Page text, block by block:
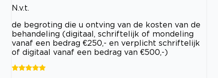
N.v.t.
de begroting die u ontving van de kosten van de
behandeling (digitaal, schriftelijk of mondeling
vanaf een bedrag €250,- en verplicht schriftelijk
of digitaal vanaf een bedrag van €500,-)